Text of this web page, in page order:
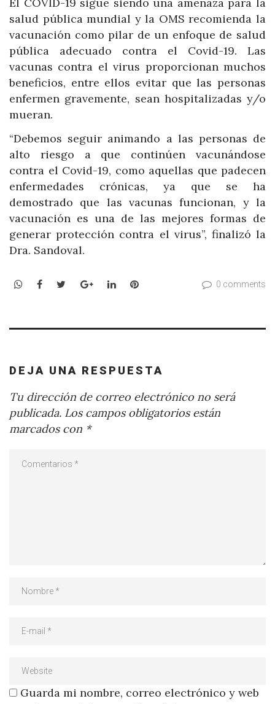
salud pública mundial y la OMS recomienda la
vacunación como pilar de un enfoque de salud
pública adecuado contra el Covid-19. Las
vacunas contra el virus proporcionan muchos
beneficios, entre ellos evitar que las personas
enfermen gravemente, sean hospitalizadas y/o
mueran.
“Debemos seguir animando a las personas de
alto riesgo a que continúen vacunándose
contra el Covid-19, como aquellas que padecen
enfermedades crónicas, ya que se ha
demostrado que las vacunas funcionan, y la
vacunación es una de las mejores formas de
generar protección contra el virus”, finalizó la
Dra. Sandoval.
WhatsApp
Facebook
TwitterGoogle+LinkedInPinterest 0 comments
DEJA UNA RESPUESTA
Tu dirección de correo electrónico no será
publicada. Los campos obligatorios están
marcados con *
Guarda mi nombre, correo electrónico y web